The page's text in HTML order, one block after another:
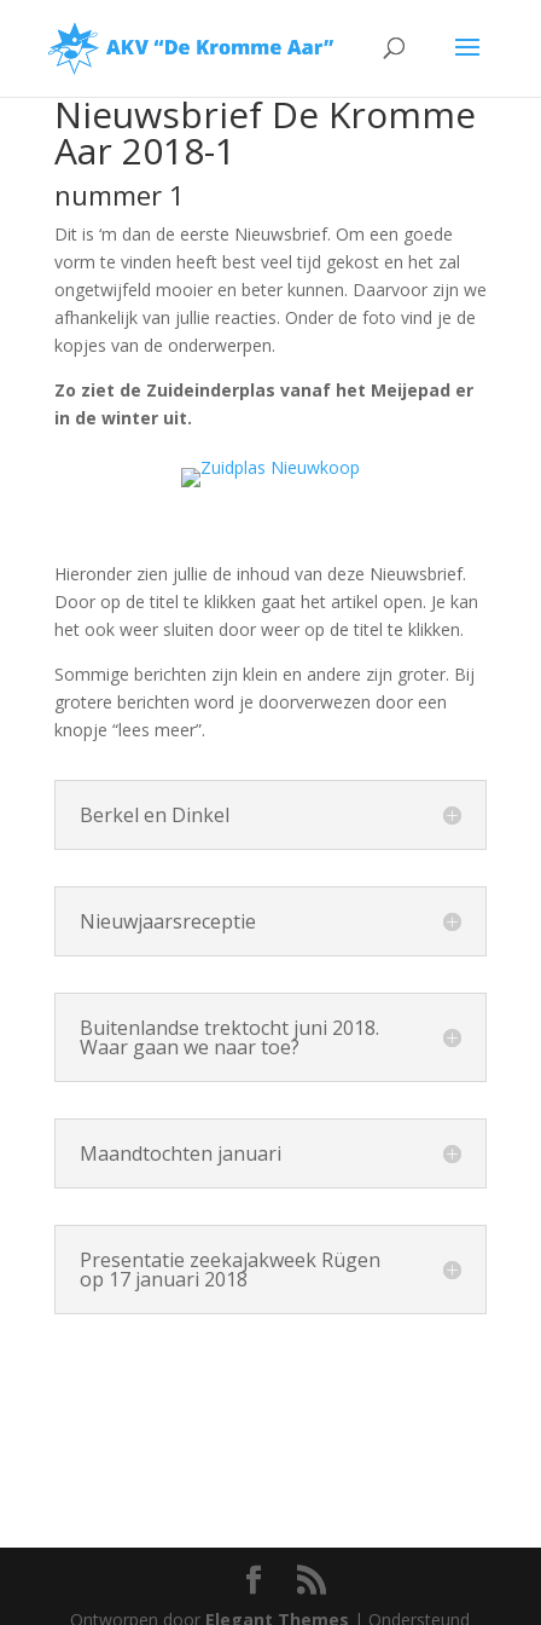
Nieuwsbrief De Kromme
Aar 2018-1
nummer 1
Dit is ‘m dan de eerste Nieuwsbrief. Om een goede
vorm te vinden heeft best veel tijd gekost en het zal
ongetwijfeld mooier en beter kunnen. Daarvoor zijn we
afhankelijk van jullie reacties. Onder de foto vind je de
kopjes van de onderwerpen.
Zo ziet de Zuideinderplas vanaf het Meijepad er
in de winter uit.
Hieronder zien jullie de inhoud van deze Nieuwsbrief.
Door op de titel te klikken gaat het artikel open. Je kan
het ook weer sluiten door weer op de titel te klikken.
Sommige berichten zijn klein en andere zijn groter. Bij
grotere berichten word je doorverwezen door een
knopje “lees meer”.
Berkel en Dinkel
Nieuwjaarsreceptie
Buitenlandse trektocht juni 2018.
Waar gaan we naar toe?
Maandtochten januari
Presentatie zeekajakweek Rügen
op 17 januari 2018
Ontworpen door Elegant Themes | Ondersteund